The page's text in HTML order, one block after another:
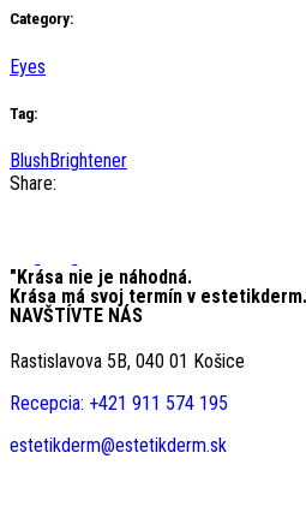
Category:
Eyes
Tag:
BlushBrightener
Share:
"Krása nie je náhodná.
Krása má svoj termín v
NAVŠTÍVTE NÁS
Rastislavova 5B, 040 01 Košice
Recepcia: +421 911 574 195
estetikderm@estetikderm.sk